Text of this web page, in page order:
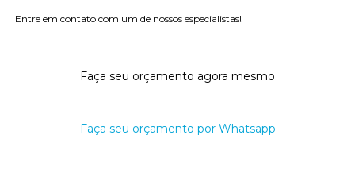
Entre em contato com um de nossos especialistas!
Faça seu orçamento agora mesmo
Faça seu orçamento por Whatsapp